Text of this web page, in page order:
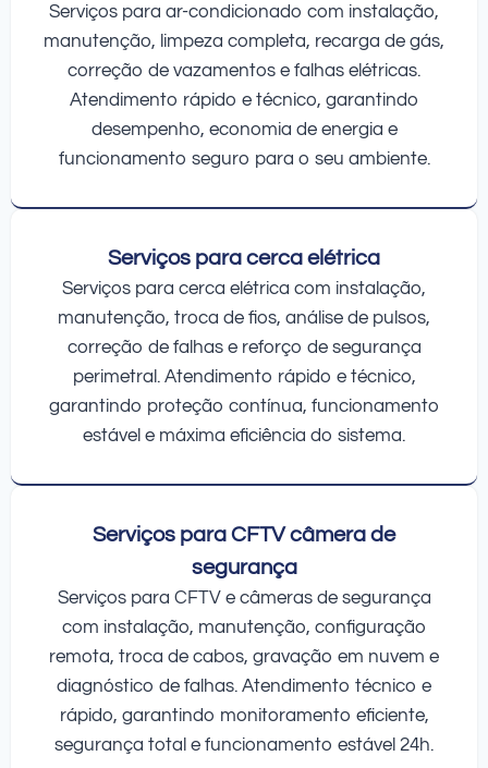
Serviços para ar-condicionado com instalação,
manutenção, limpeza completa, recarga de gás,
correção de vazamentos e falhas elétricas.
Atendimento rápido e técnico, garantindo
desempenho, economia de energia e
funcionamento seguro para o seu ambiente.
Serviços para cerca elétrica
Serviços para cerca elétrica com instalação,
manutenção, troca de fios, análise de pulsos,
correção de falhas e reforço de segurança
perimetral. Atendimento rápido e técnico,
garantindo proteção contínua, funcionamento
estável e máxima eficiência do sistema.
Serviços para CFTV câmera de
segurança
Serviços para CFTV e câmeras de segurança
com instalação, manutenção, configuração
remota, troca de cabos, gravação em nuvem e
diagnóstico de falhas. Atendimento técnico e
rápido, garantindo monitoramento eficiente,
segurança total e funcionamento estável 24h.